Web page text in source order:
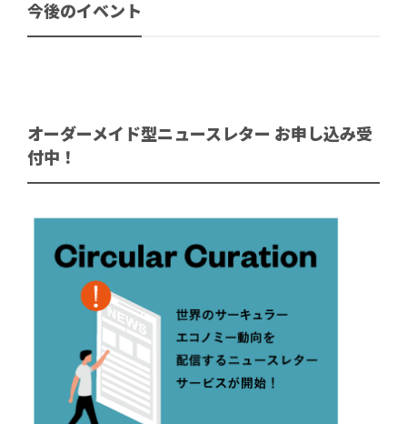
今後のイベント
オーダーメイド型ニュースレター お申し込み受
付中！